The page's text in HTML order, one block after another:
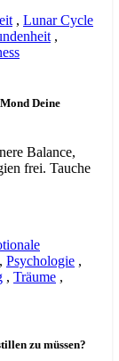
, Lunar Cycle
,
Deine
Balance,
frei. Tauche
, Psychologie ,
, Träume ,
zu müssen?